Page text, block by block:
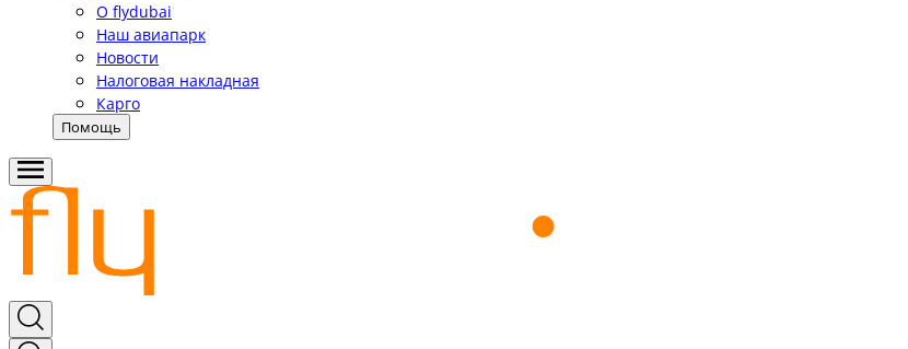
О flydubai
Наш авиапарк
Новости
Налоговая накладная
Карго
Помощь